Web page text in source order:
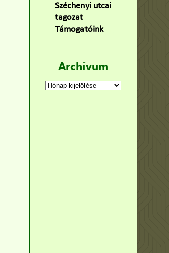
Széchenyi utcai
tagozat(141)
Támogatóink(9)
Archívum
Archívum